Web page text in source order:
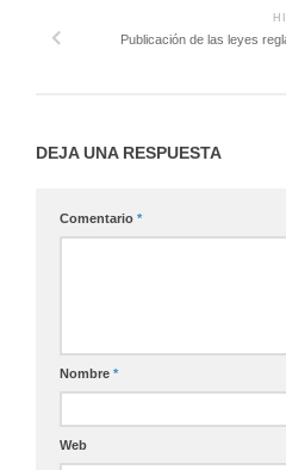
Publicación de las leyes
DEJA UNA RESPUESTA
Comentario *
Nombre *
Web